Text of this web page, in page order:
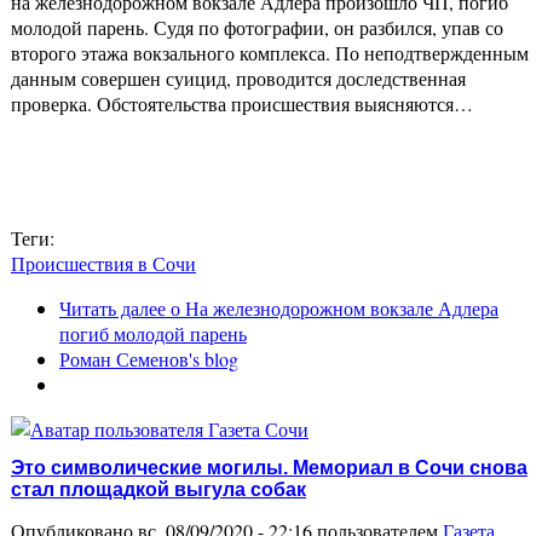
молодой парень. Судя по фотографии, он разбился, упав со
второго этажа вокзального комплекса. По неподтвержденным
данным совершен суицид, проводится доследственная
проверка. Обстоятельства происшествия выясняются…
Теги:
Происшествия в Сочи
Читать далеео На железнодорожном вокзале Адлера
погиб молодой парень
Роман Семенов's blog
Это символические могилы. Мемориал в Сочи снова
стал площадкой выгула собак
Опубликовано вс, 08/09/2020 - 22:16 пользователемГазета